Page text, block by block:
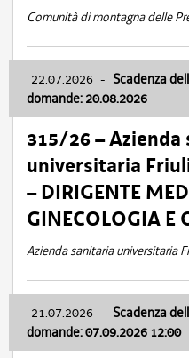
Comunità di montagna delle
22.07.2026 - Scadenza
domande: 20.08.2026
315/26 –
universitaria
– DIRIGENTE
GINECOLOGIA E
Azienda sanitaria universitaria
21.07.2026 - Scadenza
domande: 07.09.2026 12:00